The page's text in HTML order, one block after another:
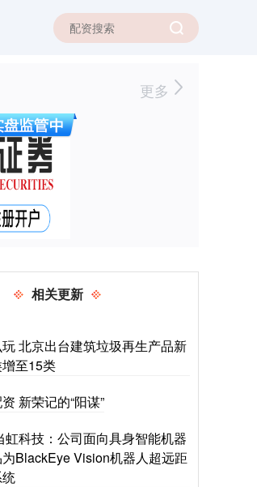
更多
相关更新
北京出台建筑垃圾再生产品新
至15类
新荣记的“阳谋”
虹科技：公司面向具身智能机器
BlackEye Vision机器人超远距